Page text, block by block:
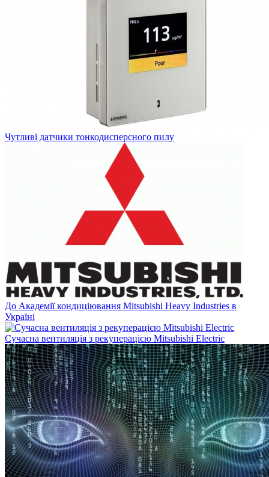
Чутливі датчики тонкодисперсного пилу
До Академії кондиціювання Mitsubishi Heavy Industries в
Україні
Сучасна вентиляція з рекуперацією Mitsubishi Electric